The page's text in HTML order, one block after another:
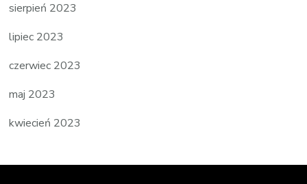
sierpień 2023
lipiec 2023
czerwiec 2023
maj 2023
kwiecień 2023